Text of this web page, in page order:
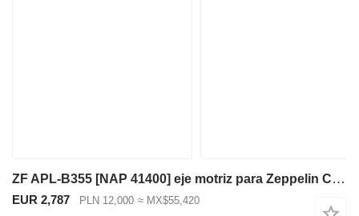
ZF APL-B355 [NAP 41400] eje motriz para Zeppelin Cat Liebherr retroexcavadora
EUR 2,787 PLN 12,000 ≈ MX$55,420